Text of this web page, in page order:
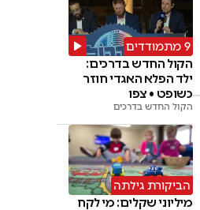
9 מתמודדים
הקול החדש בדרכים:
ילד הפלא האגדי חוזר
כשופט • צפו
הקול החדש בדרכים
הביקורת גילתה
מיליוני שקלים: מי לקח